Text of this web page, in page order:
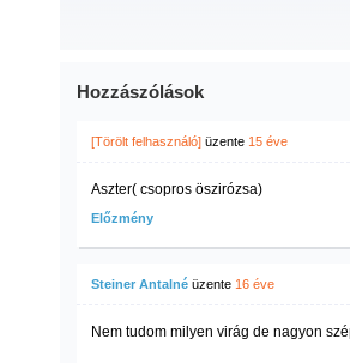
Hozzászólások
[Törölt felhasználó] üzente 15 éve
Aszter( csopros öszirózsa)
Előzmény
Steiner Antalné üzente 16 éve
Nem tudom milyen virág de nagyon